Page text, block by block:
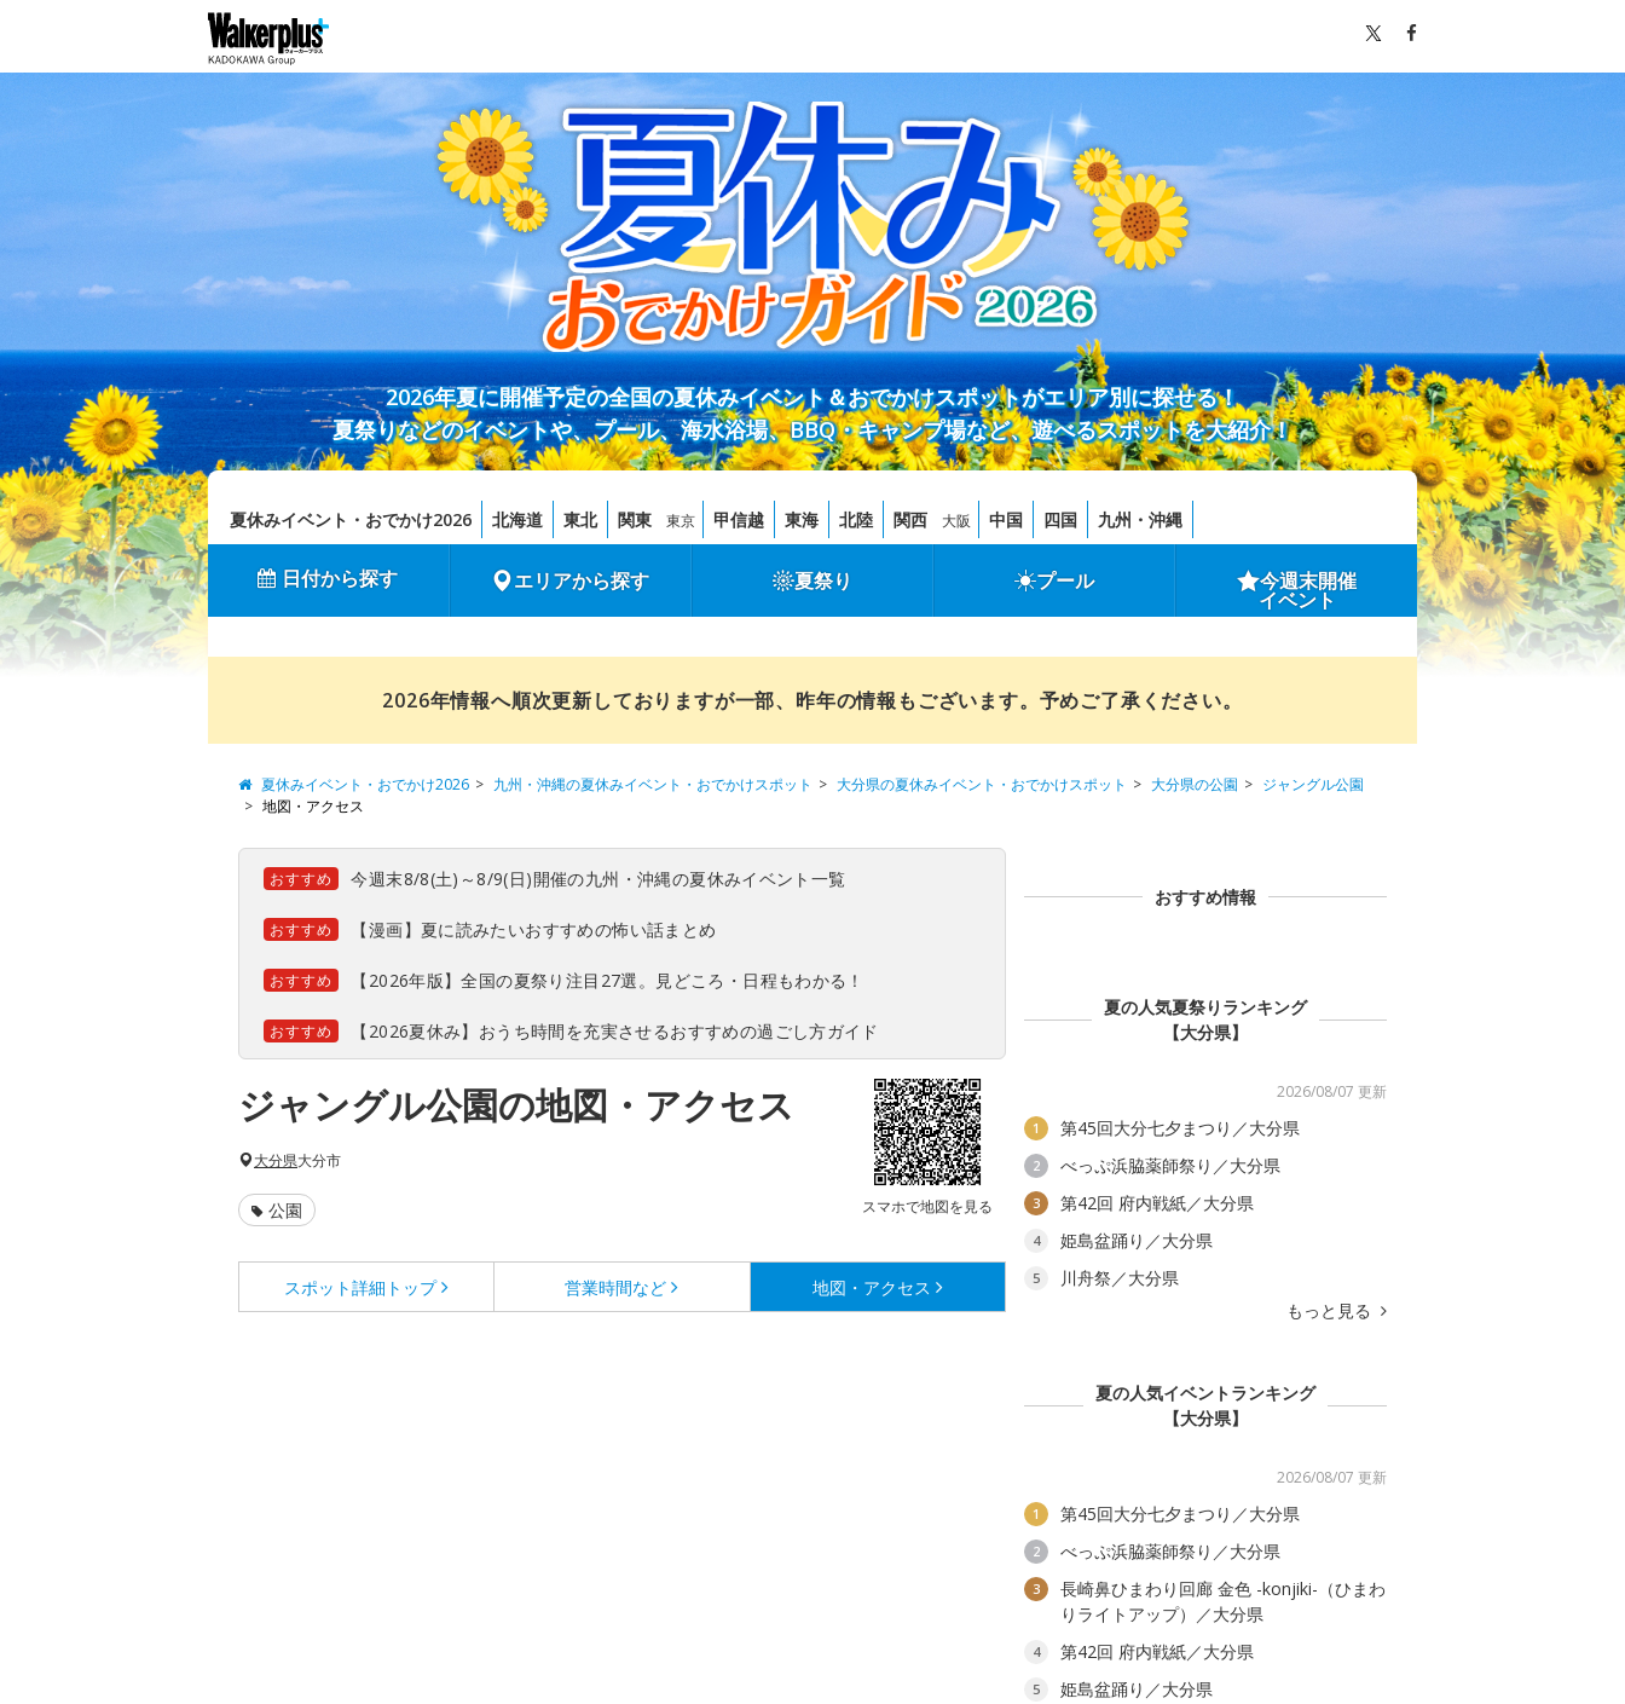
2026年夏に開催予定の全国の夏休みイベント＆おでかけスポットがエリア別に探せる！
夏祭りなどのイベントや、プール、海水浴場、BBQ・キャンプ場など、遊べるスポットを大紹介！
夏休みイベント・おでかけ2026 北海道 東北 関東 東京 甲信越 東海 北陸 関西 大阪 中国 四国 九州・沖縄
日付から探す エリアから探す 夏祭り プール 今週末開催
イベント
2026年情報へ順次更新しておりますが一部、昨年の情報もございます。予めご了承ください。
夏休みイベント・おでかけ2026 九州・沖縄の夏休みイベント・おでかけスポット 大分県の夏休みイベント・おでかけスポット 大分県の公園
ジャングル公園
地図・アクセス
おすすめ 今週末8/8(土)～8/9(日)開催の九州・沖縄の夏休みイベント一覧
おすすめ 【漫画】夏に読みたいおすすめの怖い話まとめ
おすすめ 【2026年版】全国の夏祭り注目27選。見どころ・日程もわかる！
おすすめ 【2026夏休み】おうち時間を充実させるおすすめの過ごし方ガイド
ジャングル公園の地図・アクセス
スマホで地図を見る
大分県大分市
公園
スポット詳細 トップ 営業時間など 地図・アクセス
おすすめ情報
夏の人気夏祭りランキング
【大分県】
2026/08/07 更新
1 第45回大分七夕まつり／大分県
2 べっぷ浜脇薬師祭り／大分県
3 第42回 府内戦紙／大分県
4 姫島盆踊り／大分県
5
川舟祭／大分県
もっと見る
夏の人気イベントランキング
【大分県】
2026/08/07 更新
1 第45回大分七夕まつり／大分県
2 べっぷ浜脇薬師祭り／大分県
3
長崎鼻ひまわり回廊 金色 -konjiki-（ひまわ
りライトアップ）／大分県
4 第42回 府内戦紙／大分県
5
姫島盆踊り／大分県